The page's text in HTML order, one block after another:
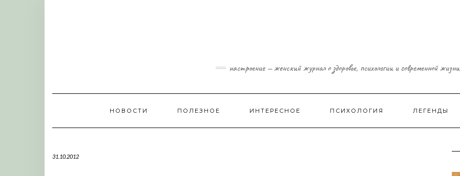
настроение — женский журнал о здоровье, психологии и современной жизни
НОВОСТИ ПОЛЕЗНОЕ ИНТЕРЕСНОЕ ПСИХОЛОГИЯ ЛЕГЕНДЫ
31.10.2012